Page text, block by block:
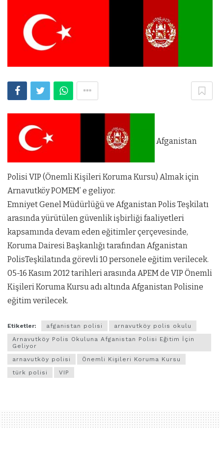
Afganistan
Polisi VIP (Önemli Kişileri Koruma Kursu) Almak için
Arnavutköy POMEM’ e geliyor.
Emniyet Genel Müdürlüğü ve Afganistan Polis Teşkilatı
arasında yürütülen güvenlik işbirliği faaliyetleri
kapsamında devam eden eğitimler çerçevesinde,
Koruma Dairesi Başkanlığı tarafından Afganistan
PolisTeşkilatında görevli 10 personele eğitim verilecek.
05-16 Kasım 2012 tarihleri arasında APEM de VIP Önemli
Kişileri Koruma Kursu adı altında Afganistan Polisine
eğitim verilecek.
Etiketler: afganistan polisi
arnavutköy polis okulu
Arnavutköy Polis Okuluna Afganistan Polisi Eğitim İçin
Geliyor
arnavutköy polisi
Önemli Kişileri Koruma Kursu
türk polisi
VIP